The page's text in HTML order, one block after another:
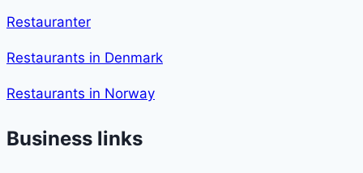
Restauranter
Restaurants in Denmark
Restaurants in Norway
Business links